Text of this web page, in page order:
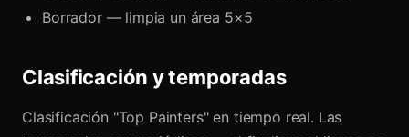
Borrador — limpia un área 5×5
Clasificación y temporadas
Clasificación "Top Painters" en tiempo real. Las